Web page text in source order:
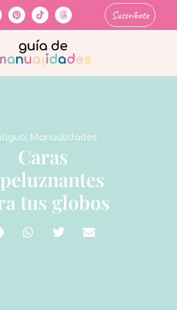
Suscríbete
, Manualidades
Caras
tus globos